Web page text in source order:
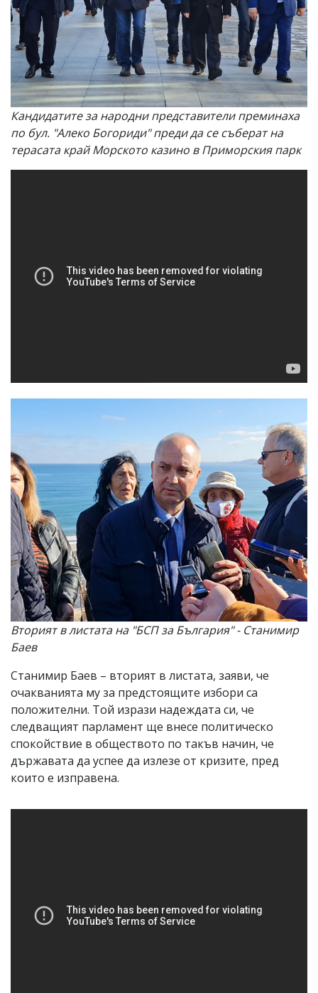
Кандидатите за народни представители преминаха
по бул. "Алеко Богориди" преди да се съберат на
терасата край Морското казино в Приморския парк
Вторият в листата на "БСП за България" - Станимир
Баев
Станимир Баев – вторият в листата, заяви, че
очакванията му за предстоящите избори са
положителни. Той изрази надеждата си, че
следващият парламент ще внесе политическо
спокойствие в обществото по такъв начин, че
държавата да успее да излезе от кризите, пред
които е изправена.